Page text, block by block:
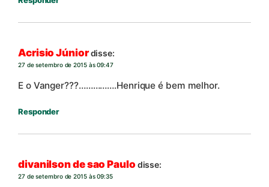
Acrisio Júniordisse:
27 de setembro de 2015 às 09:47
E o Vanger???…………….Henrique é bem melhor.
Responder
divanilson de sao Paulo disse:
27 de setembro de 2015 às 09:35